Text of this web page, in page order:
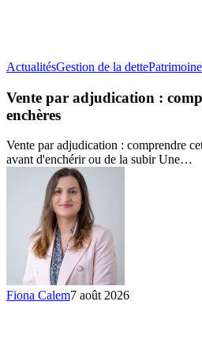
ActualitésGestion de la dette
Vente par adjudication :
enchères
Vente par adjudication : comprendre
avant d'enchérir ou de la subir Une…
Fiona Calem7 août 2026